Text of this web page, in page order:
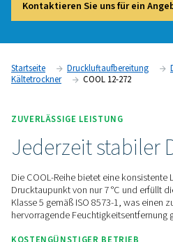
Die Serie COOL 12-272
entfernt. Die COOL-Serie
Pneumatech entwickelt und
trockene, saubere Luft zu
Kontaktieren Sie uns für
Startseite
Kältetrockner
COOL 12-272